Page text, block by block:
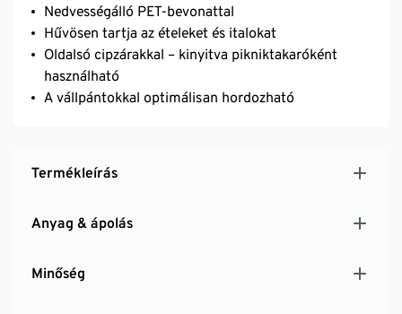
Nedvességálló PET-bevonattal
Hűvösen tartja az ételeket és italokat
Oldalsó cipzárakkal – kinyitva pikniktakaróként
használható
A vállpántokkal optimálisan hordozható
Termékleírás
Anyag & ápolás
Minőség